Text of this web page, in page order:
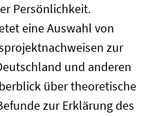
Persönlichkeit.
eine Auswahl von
zur
und anderen
über theoretische
zur Erklärung des